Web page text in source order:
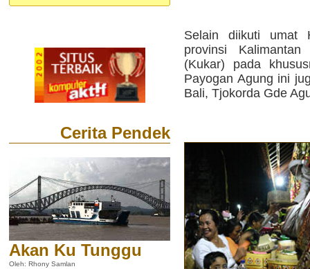
Cerita Pendek
Akan Ku Tunggu
Oleh: Rhony Samlan
Selain diikuti umat
provinsi
(Kukar) pada
Payogan Agung ini
Bali, Tjokorda Gde